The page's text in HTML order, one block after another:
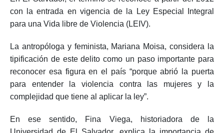
En El Salvador, el término se reconoce a partir del 2012
con la entrada en vigencia de la Ley Especial Integral
para una Vida libre de Violencia (LEIV).
La antropóloga y feminista, Mariana Moisa, considera la
tipificación de este delito como un paso importante para
reconocer esa figura en el país “porque abrió la puerta
para entender la violencia contra las mujeres y la
complejidad que tiene al aplicar la ley”.
En ese sentido, Fina Viega, historiadora de la